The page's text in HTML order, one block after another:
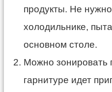
продукты. Не
холодильнике,
основном столе.
Можно зонировать
гарнитуре идет